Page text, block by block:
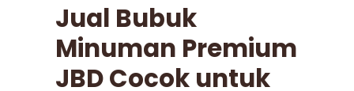
Jual Bubuk
Minuman Premium
JBD Cocok untuk